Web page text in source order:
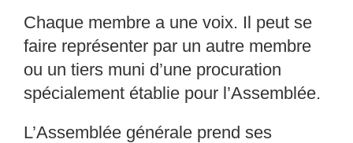
Chaque membre a une voix. Il peut se
faire représenter par un autre membre
ou un tiers muni d’une procuration
spécialement établie pour l’Assemblée.
L’Assemblée générale prend ses